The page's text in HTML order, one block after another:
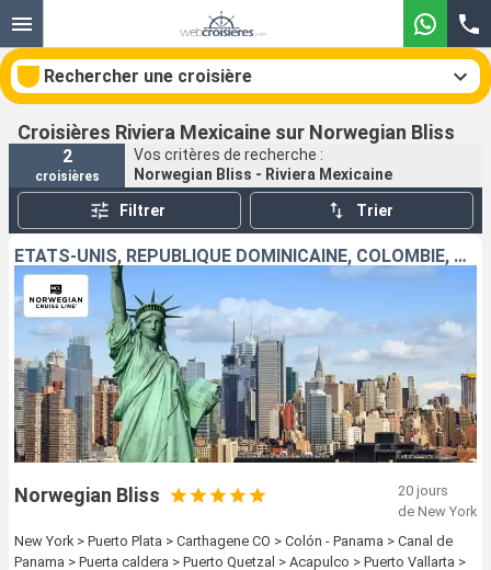
Rechercher une croisière
Nos destinations
Mois de départ
Ports
Rechercher
Croisières Riviera Mexicaine sur Norwegian Bliss
2
croisières
Vos critères de recherche :
Norwegian Bliss - Riviera Mexicaine
Filtrer Trier
ÉTATS-UNIS, RÉPUBLIQUE DOMINICAINE, COLOMBIE, PANAMA, PORTO RICO, GUATEMALA, MEXIQUE
Norwegian Bliss
20 jours
de New York
New York > Puerto Plata > Carthagene CO > Colón - Panama > Canal de
Panama > Puerta caldera > Puerto Quetzal > Acapulco > Puerto Vallarta >